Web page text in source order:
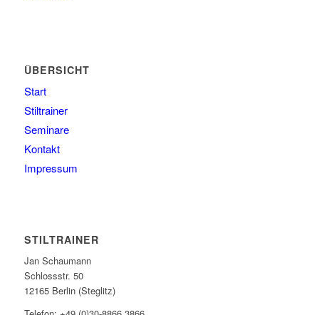
ÜBERSICHT
Start
Stiltrainer
Seminare
Kontakt
Impressum
STILTRAINER
Jan Schaumann
Schlossstr. 50
12165 Berlin (Steglitz)